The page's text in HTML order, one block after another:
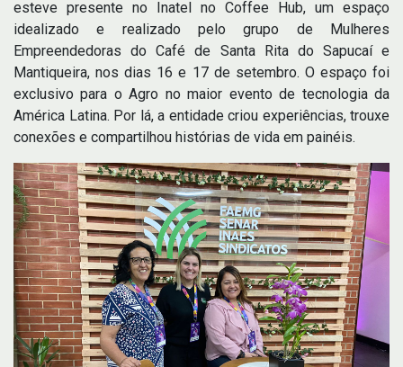
esteve presente no Inatel no Coffee Hub, um espaço
idealizado e realizado pelo grupo de Mulheres
Empreendedoras do Café de Santa Rita do Sapucaí e
Mantiqueira, nos dias 16 e 17 de setembro. O espaço foi
exclusivo para o Agro no maior evento de tecnologia da
América Latina. Por lá, a entidade criou experiências, trouxe
conexões e compartilhou histórias de vida em painéis.